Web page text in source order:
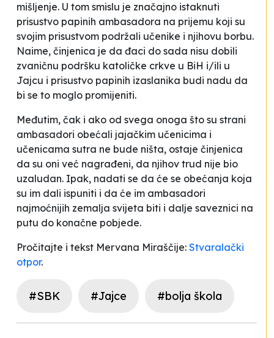
mišljenje. U tom smislu je značajno istaknuti
prisustvo papinih ambasadora na prijemu koji su
svojim prisustvom podržali učenike i njihovu borbu.
Naime, činjenica je da đaci do sada nisu dobili
zvaničnu podršku katoličke crkve u BiH i/ili u
Jajcu i prisustvo papinih izaslanika budi nadu da
bi se to moglo promijeniti.
Međutim, čak i ako od svega onoga što su strani
ambasadori obećali jajačkim učenicima i
učenicama sutra ne bude ništa, ostaje činjenica
da su oni već nagrađeni, da njihov trud nije bio
uzaludan. Ipak, nadati se da će se obećanja koja
su im dali ispuniti i da će im ambasadori
najmoćnijih zemalja svijeta biti i dalje saveznici na
putu do konačne pobjede.
Pročitajte i tekst Mervana Miraščije: Stvaralački
otpor.
#SBK #Jajce #bolja škola